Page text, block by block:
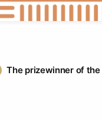
The prizewinner of